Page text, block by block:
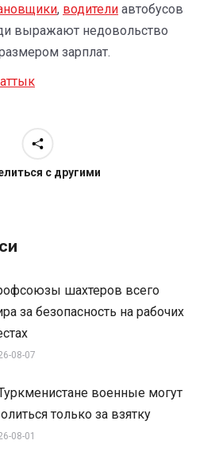
, водители автобусов
выражают недовольство
зарплат.
с другими
шахтеров всего
за безопасность на рабочих
08-07
военные могут
только за взятку
08-01